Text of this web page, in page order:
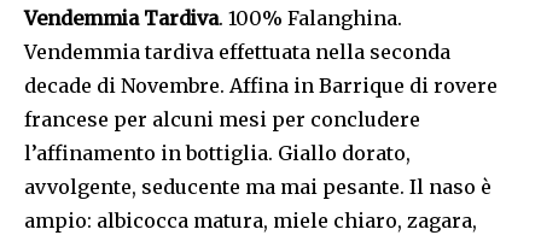
Vendemmia Tardiva. 100% Falanghina.
Vendemmia tardiva effettuata nella seconda
decade di Novembre. Affina in Barrique di rovere
francese per alcuni mesi per concludere
l’affinamento in bottiglia. Giallo dorato,
avvolgente, seducente ma mai pesante. Il naso è
ampio: albicocca matura, miele chiaro, zagara,